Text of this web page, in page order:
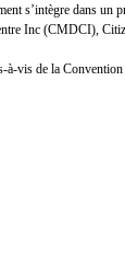
s’intègre dans
Inc (CMDCI),
vis de la